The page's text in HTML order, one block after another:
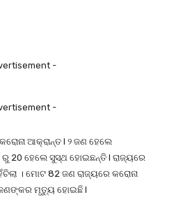
-
-
ଆକ୍ରାନ୍ତ l ୨ ଜଣ ହେଲେ
20 ହେଲେ ସୁସ୍ଥ ହୋଇଛନ୍ତି l ରାଜ୍ୟରେ
। ମୋଟ 82 ଜଣ ରାଜ୍ୟରେ କରୋନା
ଜଣଙ୍କର ମୃତ୍ୟୁ ହୋଇଛି l